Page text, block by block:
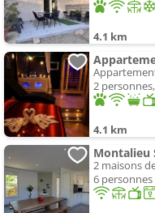
4.1 km
2
4.1 km
2 maisons
6